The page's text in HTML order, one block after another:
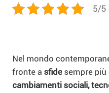
5/5
Nel mondo
fronte a sfide sempre più
cambiamenti sociali,